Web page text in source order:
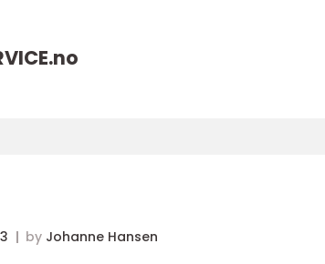
no
by Johanne Hansen